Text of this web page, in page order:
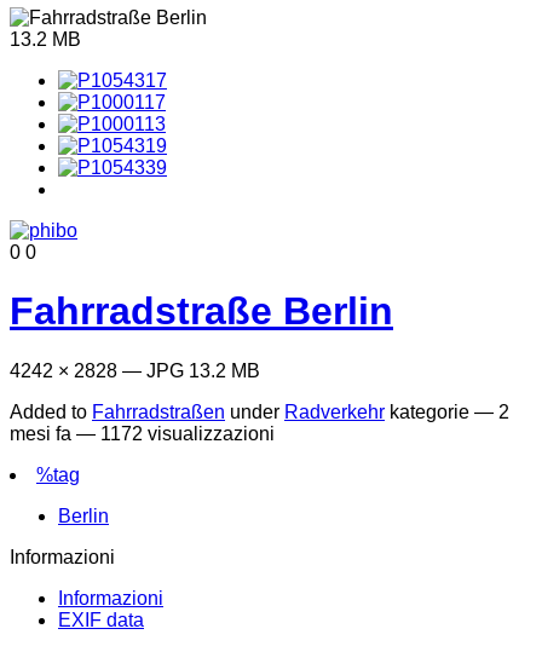
13.2 MB
0 0
Fahrradstraße Berlin
4242 × 2828 — JPG 13.2 MB
Added to Fahrradstraßen under Radverkehr kategorie — 2
mesi fa — 1172 visualizzazioni
%tag
Berlin
Informazioni
Informazioni
EXIF data